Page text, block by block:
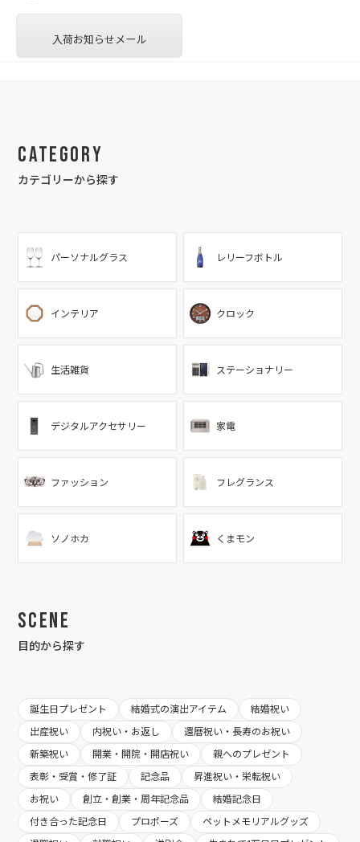
入荷お知らせメール
Category
カテゴリーから探す
パーソナルグラス レリーフボトル
インテリア クロック
生活雑貨 ステーショナリー
デジタルアクセサリー 家電
ファッション フレグランス
ソノホカ くまモン
Scene
目的から探す
誕生日プレゼント 結婚式の演出アイテム
結婚祝い
出産祝い
内祝い・お返し
還暦祝い・長寿のお祝い
新築祝い
開業・開院・開店祝い
親へのプレゼント
表彰・受賞・修了証
記念品
昇進祝い・栄転祝い
お祝い
創立・創業・周年記念品
結婚記念日
付き合った記念日
プロポーズ
ペットメモリアルグッズ